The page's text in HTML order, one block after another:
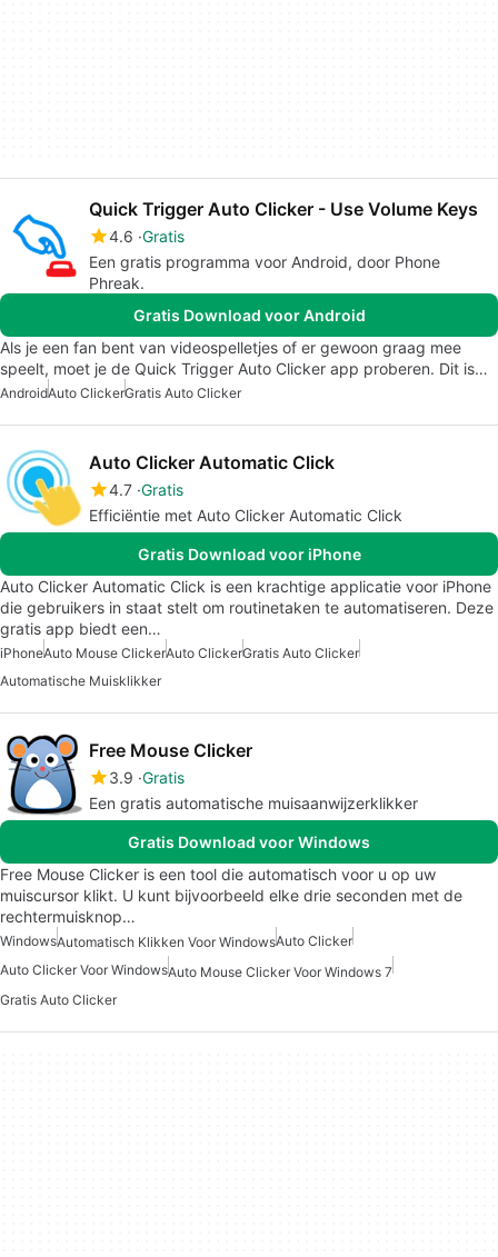
Quick Trigger Auto Clicker - Use Volume Keys
4.6 Gratis
Een gratis programma voor Android, door Phone
Phreak.
Gratis Download voor Android
Als je een fan bent van videospelletjes of er gewoon graag mee
speelt, moet je de Quick Trigger Auto Clicker app proberen. Dit is…
AndroidAuto ClickerGratis Auto Clicker
Auto Clicker Automatic Click
4.7 Gratis
Efficiëntie met Auto Clicker Automatic Click
Gratis Download voor iPhone
Auto Clicker Automatic Click is een krachtige applicatie voor iPhone
die gebruikers in staat stelt om routinetaken te automatiseren. Deze
gratis app biedt een…
iPhoneAuto Mouse ClickerAuto ClickerGratis Auto Clicker
Automatische Muisklikker
Free Mouse Clicker
3.9 Gratis
Een gratis automatische muisaanwijzerklikker
Gratis Download voor Windows
Free Mouse Clicker is een tool die automatisch voor u op uw
muiscursor klikt. U kunt bijvoorbeeld elke drie seconden met de
rechtermuisknop…
WindowsAutomatisch Klikken Voor WindowsAuto Clicker
Auto Clicker Voor WindowsAuto Mouse Clicker Voor Windows 7
Gratis Auto Clicker